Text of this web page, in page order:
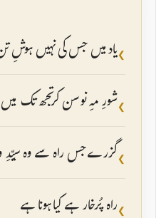
❮یاد میں جس کی نہیں ہوشِ
❮شورِ مہِ نو سن کر تجھ تک
❮گزرے جس راہ سے وہ سیِّدِ
❮ راہ پُرخار ہے کیا ہونا ہے